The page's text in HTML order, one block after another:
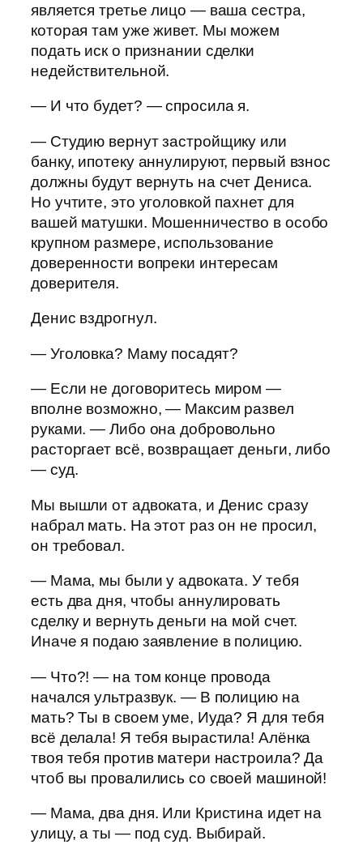
является третье лицо — ваша сестра,
которая там уже живет. Мы можем
подать иск о признании сделки
недействительной.
— И что будет? — спросила я.
— Студию вернут застройщику или
банку, ипотеку аннулируют, первый взнос
должны будут вернуть на счет Дениса.
Но учтите, это уголовкой пахнет для
вашей матушки. Мошенничество в особо
крупном размере, использование
доверенности вопреки интересам
доверителя.
Денис вздрогнул.
— Уголовка? Маму посадят?
— Если не договоритесь миром —
вполне возможно, — Максим развел
руками. — Либо она добровольно
расторгает всё, возвращает деньги, либо
— суд.
Мы вышли от адвоката, и Денис сразу
набрал мать. На этот раз он не просил,
он требовал.
— Мама, мы были у адвоката. У тебя
есть два дня, чтобы аннулировать
сделку и вернуть деньги на мой счет.
Иначе я подаю заявление в полицию.
— Что?! — на том конце провода
начался ультразвук. — В полицию на
мать? Ты в своем уме, Иуда? Я для тебя
всё делала! Я тебя вырастила! Алёнка
твоя тебя против матери настроила? Да
чтоб вы провалились со своей машиной!
— Мама, два дня. Или Кристина идет на
улицу, а ты — под суд. Выбирай.